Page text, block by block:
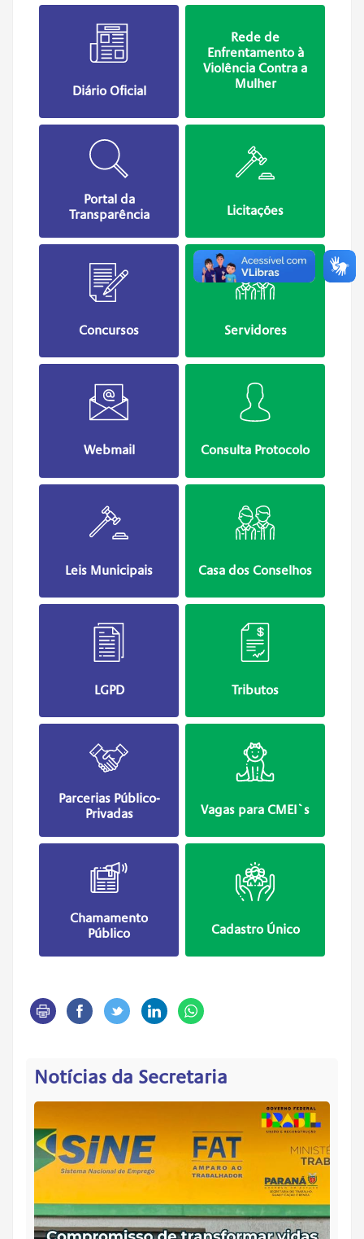
Diário Oficial
Rede de
Enfrentamento à
Violência Contra a
Mulher
Portal da
Transparência
Licitações
Concursos Servidores
Webmail Consulta Protocolo
Leis Municipais Casa dos Conselhos
LGPD Tributos
Parcerias Público-
Privadas
Vagas para CMEI`s
Chamamento
Público
Cadastro Único
Notícias da Secretaria